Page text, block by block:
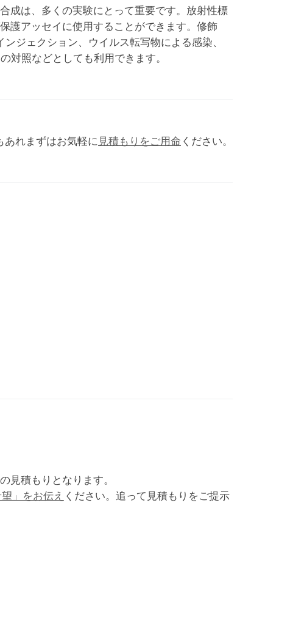
成は、多くの実験にとって重要です。放射性標
護アッセイに使用することができます。修飾
ンジェクション、ウイルス転写物による感染、
対照などとしても利用できます。
あれまずはお気軽に見積もりをご用命 ください。
見積もりとなります。
」をお伝え ください。追って見積もりをご提示